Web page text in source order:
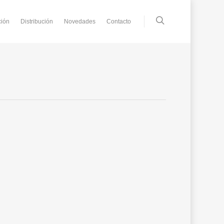
Distribución Novedades Contacto